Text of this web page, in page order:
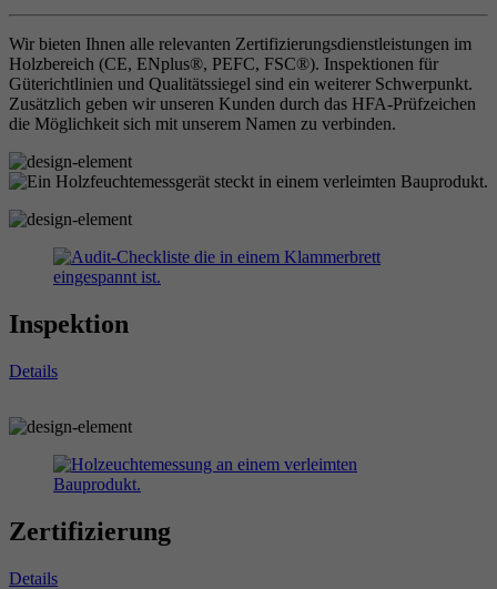
Wir bieten Ihnen alle relevanten Zertifizierungsdienstleistungen im
Holzbereich (CE, ENplus®, PEFC, FSC®). Inspektionen für
Güterichtlinien und Qualitätssiegel sind ein weiterer Schwerpunkt.
Zusätzlich geben wir unseren Kunden durch das HFA-Prüfzeichen
die Möglichkeit sich mit unserem Namen zu verbinden.
Inspektion
Details
Zertifizierung
Details